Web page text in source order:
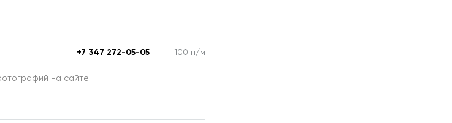
+7 347 272-05-05 100 п/м
на сайте!